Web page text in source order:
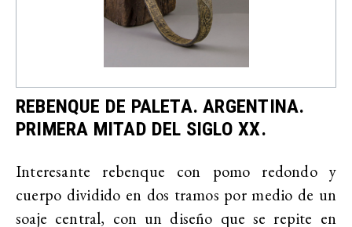
REBENQUE DE PALETA. ARGENTINA.
PRIMERA MITAD DEL SIGLO XX.
Interesante rebenque con pomo redondo y
cuerpo dividido en dos tramos por medio de un
soaje central, con un diseño que se repite en